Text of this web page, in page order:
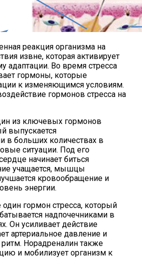
реакция организма на
извне, которая активирует
адаптации. Во время стресса
гормоны, которые
к изменяющимся условиям.
гормонов стресса на
из ключевых гормонов
выпускается
в больших количествах в
ситуации. Под его
начинает биться
учащается, мышцы
кровообращение и
энергии.
гормон стресса, который
надпочечниками в
Он усиливает действие
артериальное давление и
Норадреналин также
и мобилизует организм к